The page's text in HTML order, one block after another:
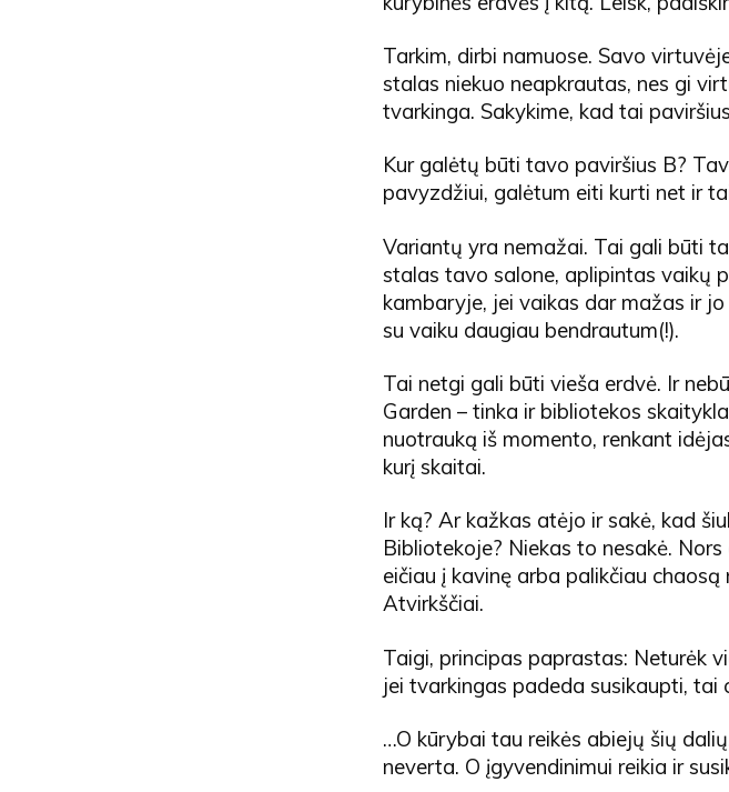
Tarkim, dirbi namuose. Savo
stalas niekuo neapkrautas, nes gi
tvarkinga. Sakykime, kad tai
Kur galėtų būti tavo paviršius B?
pavyzdžiui, galėtum eiti kurti net ir
Variantų yra nemažai. Tai gali būti
stalas tavo salone, aplipintas vaikų
kambaryje, jei vaikas dar mažas ir
su vaiku daugiau bendrautum(!).
Tai netgi gali būti vieša erdvė. Ir
Garden – tinka ir bibliotekos
nuotrauką iš momento, renkant
kurį skaitai.
Ir ką? Ar kažkas atėjo ir sakė, kad
Bibliotekoje? Niekas to nesakė.
eičiau į kavinę arba palikčiau
Atvirkščiai.
Taigi, principas paprastas: Neturėk
jei tvarkingas padeda susikaupti, tai
…O kūrybai tau reikės abiejų šių
neverta. O įgyvendinimui reikia ir